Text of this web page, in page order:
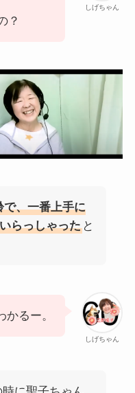
しげちゃん
？
で、一番上手に
らっしゃったと
しげちゃん
かるー。